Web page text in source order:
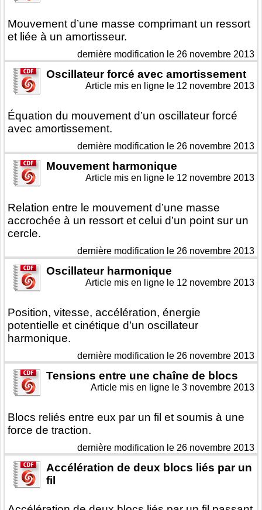
Mouvement d’une masse comprimant un ressort
et liée à un amortisseur.
dernière modification le 26 novembre 2013
Oscillateur forcé avec amortissement
Équation du mouvement d’un oscillateur forcé
avec amortissement.
Article mis en ligne le 12 novembre 2013
dernière modification le 26 novembre 2013
Mouvement harmonique
Relation entre le mouvement d’une masse
accrochée à un ressort et celui d’un point sur un
cercle.
Article mis en ligne le 12 novembre 2013
dernière modification le 26 novembre 2013
Oscillateur harmonique
Position, vitesse, accélération, énergie
potentielle et cinétique d’un oscillateur
harmonique.
Article mis en ligne le 12 novembre 2013
dernière modification le 26 novembre 2013
Tensions entre une chaîne de blocs
Blocs reliés entre eux par un fil et soumis à une
force de traction.
Article mis en ligne le 3 novembre 2013
dernière modification le 26 novembre 2013
Accélération de deux blocs liés par un
fil